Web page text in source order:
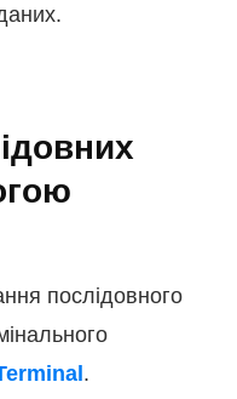
послідовного
.